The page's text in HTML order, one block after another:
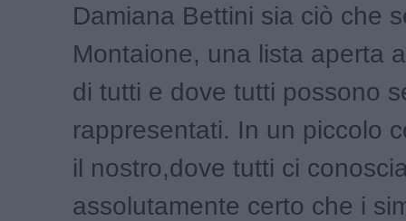
Damiana Bettini sia ciò che
Montaione, una lista aperta
di tutti e dove tutti possono
rappresentati. In un piccolo
il nostro,dove tutti ci
assolutamente certo che i